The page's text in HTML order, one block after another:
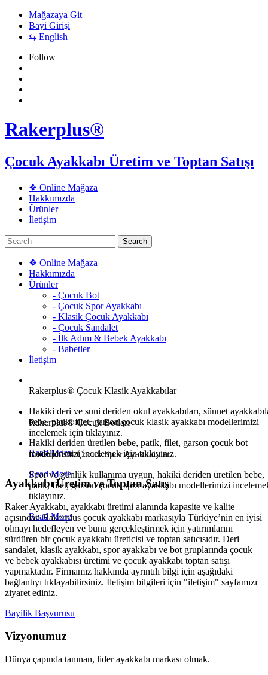
Mağazaya Git
Bayi Girişi
⇆ English
Follow
Rakerplus®
Çocuk Ayakkabı Üretim ve Toptan Satışı
❖ Online Mağaza
Hakkımızda
Ürünler
İletişim
❖ Online Mağaza
Hakkımızda
Ürünler
- Çocuk Bot
- Çocuk Spor Ayakkabı
- Klasik Çocuk Ayakkabı
- Çocuk Sandalet
- İlk Adım & Bebek Ayakkabı
- Babetler
İletişim
Rakerplus® Çocuk Klasik Ayakkabılar
Hakiki deri ve suni deriden okul ayakkabıları, sünnet
bebe, patik, filet, garson çocuk klasik ayakkabı modellerimizi
incelemek için tıklayınız.
Read More
Rakerplus® Çocuk Botları
Hakiki deriden üretilen bebe, patik, filet, garson çocuk bot
modellerimizi incelemek için tıklayınız.
Read More
Rakerplus® Çocuk Spor Ayakkabılar
Spor ve günlük kullanıma uygun, hakiki deriden üretilen bebe,
patik, filet, garson çocuk spor ayakkabı modellerimizi
tıklayınız.
Read More
Ayakkabı Üretim ve Toptan Satış
Raker Ayakkabı, ayakkabı üretimi alanında kapasite ve kalite
açısından Rakerplus çocuk ayakkabı markasıyla Türkiye’nin en iyisi
olmayı hedefleyen ve bunu gerçekleştirmek için yatırımlarını
sürdüren bir çocuk ayakkabı üreticisi ve toptan satıcısıdır. Deri
sandalet, klasik ayakkabı, spor ayakkabı ve bot gruplarında çocuk
ve bebek ayakkabısı üretimi ve çocuk ayakkabı toptan satışı
yapmaktadır. Firmamız hakkında ayrıntılı bilgi için aşağıdaki
bağlantıyı tıklayabilirsiniz. İletişim bilgileri için "iletişim" sayfamızı
ziyaret ediniz.
Bayilik Başvurusu
Vizyonumuz
Dünya çapında tanınan, lider ayakkabı markası olmak.